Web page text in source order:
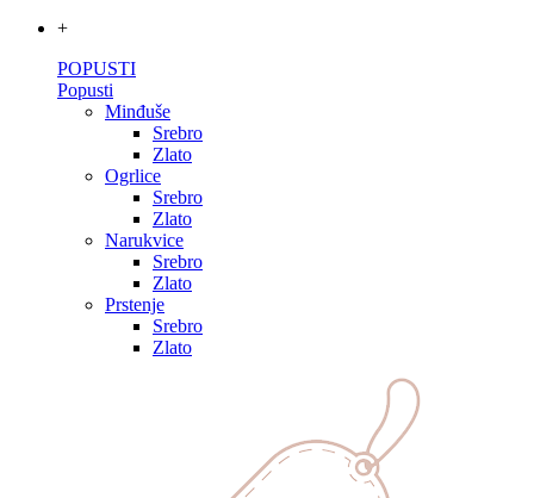
+
POPUSTI
Popusti
Minđuše
Srebro
Zlato
Ogrlice
Srebro
Zlato
Narukvice
Srebro
Zlato
Prstenje
Srebro
Zlato